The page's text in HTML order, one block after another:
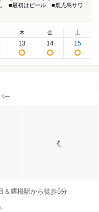
■最初はビール ■鹿児島サワ
木
13
金
14
土
15
ー
＆曙橋駅から徒歩5分